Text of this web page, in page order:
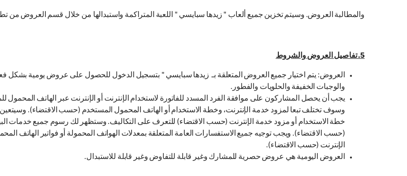
والمطالبة العروض. وسيتم تخزين جميع ألعاب " زيدها سبايسي " اللعبة المتراكمة واستبدالها من خلال قسم العروض من
5. تفاصيل العروض والشروط
العروض: يتم اختيار جميع العروض المتعلقة بـ زيدها سبايسي " بتسجيل الدخول للحصول على عروض يومية بشكل
والوجبات الخفيفة والحلويات والفطور.
يجب أن يحصل المشاركون على موافقة الفرد المسدد للفاتورة لاستخدام الإنترنت أو الإنترنت عبر الهاتف
وسوف تختلف تبعا لمزود خدمة الإنترنت، وخطة الاستخدام أو الهاتف المحمول المستخدم (حسب الاقتضاء).
خطة الاستخدام أو مزود خدمة الإنترنت (حسب الاقتضاء) للتعرف على التكاليف. وستظهر لك رسوم جميع خدمات
(حسب الاقتضاء). ويجب توجيه جميع الاستفسارات العامة المتعلقة بمعدلات الهواتف المحمولة أو فواتير الهاتف
الإنترنت (حسب الاقتضاء).
العروض اليومية هي عروض حصرية للمشارك وغير قابلة للتفاوض وغير قابلة للاستبدال.